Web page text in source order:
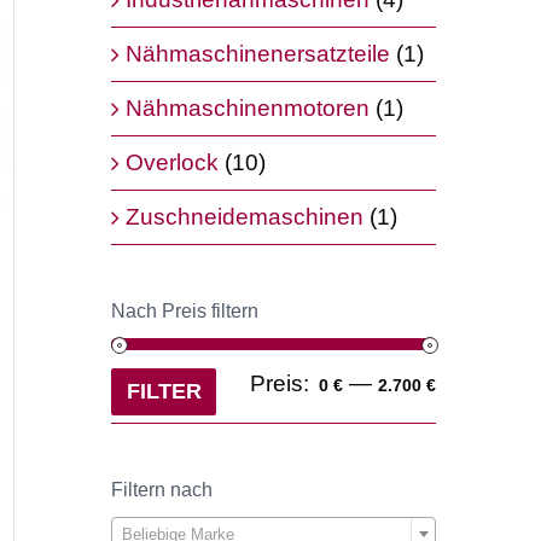
Nähmaschinenersatzteile (1)
Nähmaschinenmotoren (1)
Overlock (10)
Zuschneidemaschinen (1)
Nach Preis filtern
Min.
Max.
FILTER Preis: 0 € — 2.700 €
Filtern nach
Beliebige Marke